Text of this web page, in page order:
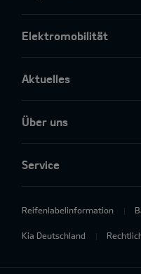
Elektromobilität
Aktuelles
Über uns
Service
Reifenlabelinformation
Kia Deutschland